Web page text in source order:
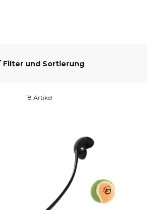
Filter und Sortierung
18 Artikel